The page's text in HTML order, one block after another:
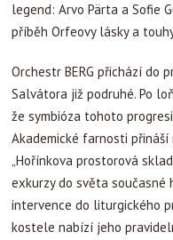
legend: Arvo Pärta a Sofie
příběh Orfeovy lásky a
Orchestr BERG přichází do
Salvátora již podruhé. Po
že symbióza tohoto
Akademické farnosti přináší
„Hořínkova prostorová
exkurzy do světa současné
intervence do liturgického
kostele nabízí jeho